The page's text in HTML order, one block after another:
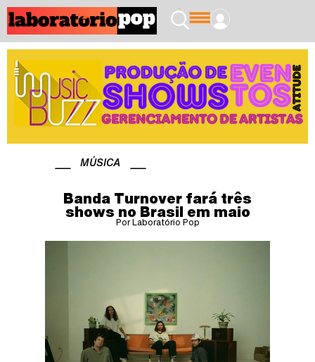
MÚSICA
Banda Turnover fará três
shows no Brasil em maio
Por Laboratório Pop